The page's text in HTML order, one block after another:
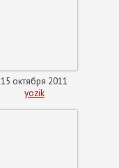
15 октября 2011
yozik